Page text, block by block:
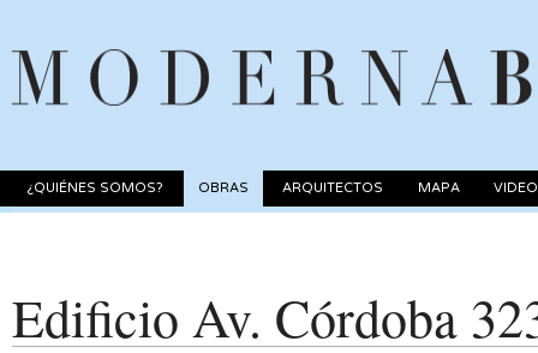
¿QUIÉNES SOMOS? OBRAS ARQUITECTOS MAPA
Edificio Av. Córdoba